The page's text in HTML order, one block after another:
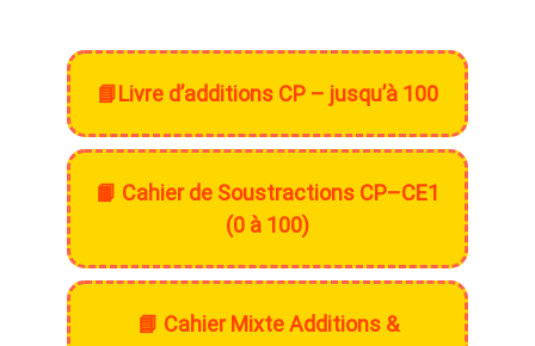
📘Livre d’additions CP – jusqu’à 100
📙 Cahier de Soustractions CP–CE1
(0 à 100)
📘 Cahier Mixte Additions &